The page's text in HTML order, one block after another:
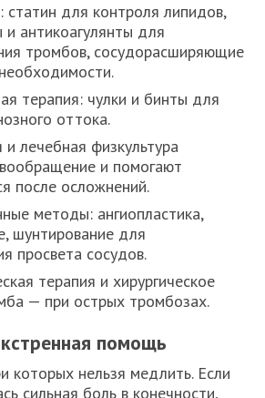
для контроля липидов,
и антикоагулянты для
тромбов, сосудорасширяющие
терапия: чулки и бинты для
оттока.
лечебная физкультура
и помогают
после осложнений.
методы: ангиопластика,
шунтирование для
просвета сосудов.
терапия и хирургическое
— при острых тромбозах.
помощь
которых нельзя медлить. Если
сильная боль в конечности,